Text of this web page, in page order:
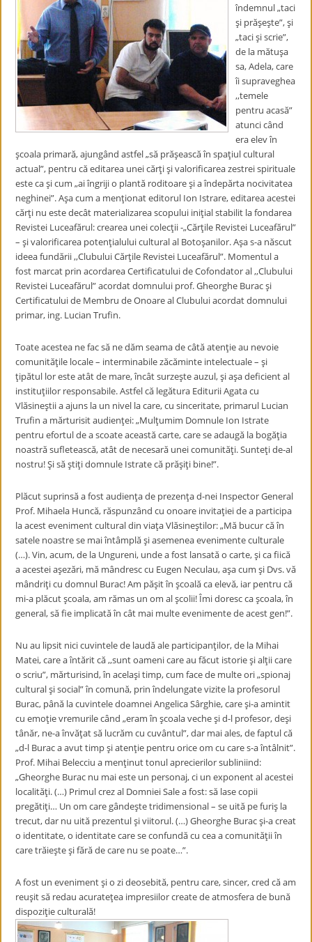
îndemnul „taci
şi prăşeşte”, şi
„taci şi scrie”,
de la mătuşa
sa, Adela, care
îi supraveghea
,,temele
pentru acasă”
atunci când
era elev în
şcoala primară, ajungând astfel „să prăşească în spaţiul cultural
actual”, pentru că editarea unei cărţi şi valorificarea zestrei spirituale
este ca şi cum „ai îngriji o plantă roditoare şi a îndepărta nocivitatea
neghinei”. Aşa cum a menţionat editorul Ion Istrare, editarea acestei
cărţi nu este decât materializarea scopului iniţial stabilit la fondarea
Revistei Luceafărul: crearea unei colecţii -„Cărţile Revistei Luceafărul”
– şi valorificarea potenţialului cultural al Botoşanilor. Aşa s-a născut
ideea fundării ,,Clubului Cărţile Revistei Luceafărul”. Momentul a
fost marcat prin acordarea Certificatului de Cofondator al ,,Clubului
Revistei Luceafărul” acordat domnului prof. Gheorghe Burac şi
Certificatului de Membru de Onoare al Clubului acordat domnului
primar, ing. Lucian Trufin.
Toate acestea ne fac să ne dăm seama de câtă atenţie au nevoie
comunităţile locale – interminabile zăcăminte intelectuale – şi
ţipătul lor este atât de mare, încât surzeşte auzul, şi aşa deficient al
instituţiilor responsabile. Astfel că legătura Editurii Agata cu
Vlăsineştii a ajuns la un nivel la care, cu sinceritate, primarul Lucian
Trufin a mărturisit audienţei: „Mulţumim Domnule Ion Istrate
pentru efortul de a scoate această carte, care se adaugă la bogăţia
noastră sufletească, atât de necesară unei comunităţi. Sunteţi de-al
nostru! Şi să ştiţi domnule Istrate că prăşiţi bine!”.
Plăcut suprinsă a fost audienţa de prezenţa d-nei Inspector General
Prof. Mihaela Huncă, răspunzând cu onoare invitaţiei de a participa
la acest eveniment cultural din viaţa Vlăsineştilor: „Mă bucur că în
satele noastre se mai întâmplă şi asemenea evenimente culturale
(…). Vin, acum, de la Ungureni, unde a fost lansată o carte, şi ca fiică
a acestei aşezări, mă mândresc cu Eugen Neculau, aşa cum şi Dvs. vă
mândriţi cu domnul Burac! Am păşit în şcoală ca elevă, iar pentru că
mi-a plăcut şcoala, am rămas un om al şcolii! Îmi doresc ca şcoala, în
general, să fie implicată în cât mai multe evenimente de acest gen!”.
Nu au lipsit nici cuvintele de laudă ale participanţilor, de la Mihai
Matei, care a întărit că ,,sunt oameni care au făcut istorie şi alţii care
o scriu”, mărturisind, în acelaşi timp, cum face de multe ori „spionaj
cultural şi social” în comună, prin îndelungate vizite la profesorul
Burac, până la cuvintele doamnei Angelica Sârghie, care şi-a amintit
cu emoţie vremurile când „eram în şcoala veche şi d-l profesor, deşi
tânăr, ne-a învăţat să lucrăm cu cuvântul”, dar mai ales, de faptul că
„d-l Burac a avut timp şi atenţie pentru orice om cu care s-a întâlnit”.
Prof. Mihai Belecciu a menţinut tonul aprecierilor subliniind:
„Gheorghe Burac nu mai este un personaj, ci un exponent al acestei
localităţi. (…) Primul crez al Domniei Sale a fost: să lase copii
pregătiţi… Un om care gândeşte tridimensional – se uită pe furiş la
trecut, dar nu uită prezentul şi viitorul. (…) Gheorghe Burac şi-a creat
o identitate, o identitate care se confundă cu cea a comunităţii în
care trăieşte şi fără de care nu se poate…”.
A fost un eveniment şi o zi deosebită, pentru care, sincer, cred că am
reuşit să redau acurateţea impresiilor create de atmosfera de bună
dispoziţie culturală!